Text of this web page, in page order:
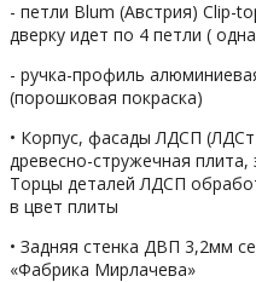
- петли Blum (Австрия) Clip-
дверку идет по 4 петли (
- ручка-профиль
(порошковая покраска)
• Корпус, фасады ЛДСП
древесно-стружечная плита,
Торцы деталей ЛДСП
в цвет плиты
• Задняя стенка ДВП 3,2мм
«Фабрика Мирлачева»